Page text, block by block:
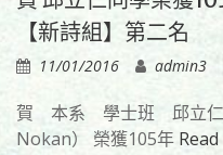
【新詩組】第二名
11/01/2016 admin3
賀 本系 學士班 邱立仁
Nokan） 榮獲105年